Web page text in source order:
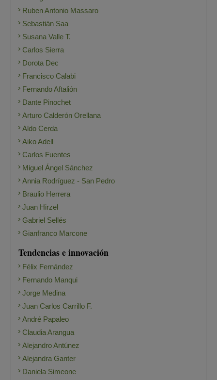
Ruben Antonio Massaro
Sebastián Saa
Susana Valle T.
Carlos Sierra
Dorota Dec
Francisco Calabi
Fernando Aftalión
Dante Pinochet
Arturo Calderón Orellana
Aldo Cerda
Aiko Adell
Carlos Fuentes
Miguel Ángel Sánchez
Annia Rodríguez - San Pedro
Braulio Herrera
Juan Hirzel
Gabriel Sellés
Gianfranco Marcone
Tendencias e innovación
Félix Fernández
Fernando Manqui
Jorge Medina
Juan Carlos Carrillo F.
André Papaleo
Claudia Arangua
Alejandro Antúnez
Alejandra Ganter
Daniela Simeone